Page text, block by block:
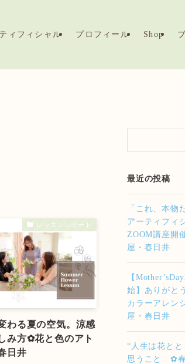
ィフィシャル プロフィール Shop
レッスンレポート
わる夏の空気。涼感
み方✿花と色のアト
日井
最近の投稿
「これ、本物
アーティフィ
ZOOM講座開
屋・春日井
【
始】ありがと
カラーアレン
屋・春日井
“人生は花と
思うこと ✿春